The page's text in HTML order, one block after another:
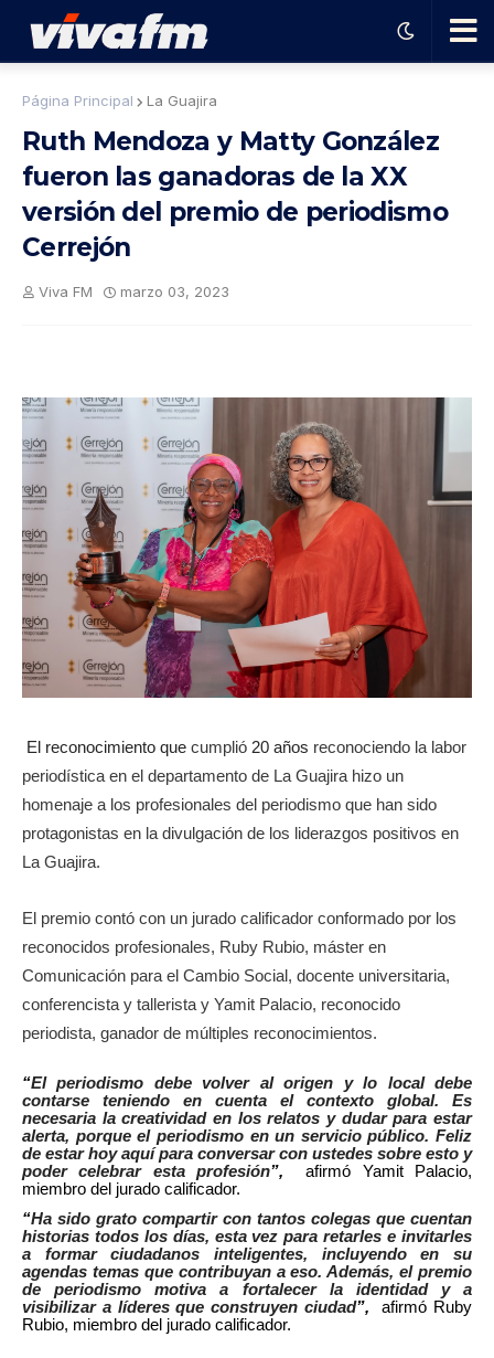
Ha
ble
pro
gra
ma
Página Principal La Guajira
Ruth Mendoza y Matty González
fueron las ganadoras de la XX
versión del premio de periodismo
Cerrejón
Viva FM marzo 03, 2023
El reconocimiento que cumplió 20 años reconociendo la labor
periodística en el departamento de La Guajira hizo un
homenaje a los profesionales del periodismo que han sido
protagonistas en la divulgación de los liderazgos positivos en
La Guajira.
El premio contó con un jurado calificador conformado por los
reconocidos profesionales, Ruby Rubio, máster en
Comunicación para el Cambio Social, docente universitaria,
conferencista y tallerista y Yamit Palacio, reconocido
periodista, ganador de múltiples reconocimientos.
“El periodismo debe volver al origen y lo local debe
contarse teniendo en cuenta el contexto global. Es
necesaria la creatividad en los relatos y dudar para estar
alerta, porque el periodismo en un servicio público. Feliz
de estar hoy aquí para conversar con ustedes sobre esto y
poder celebrar esta profesión”,
afirmó Yamit Palacio,
miembro del jurado calificador.
“Ha sido grato compartir con tantos colegas que cuentan
historias todos los días, esta vez para retarles e invitarles
a formar ciudadanos inteligentes, incluyendo en su
agendas temas que contribuyan a eso. Además, el premio
de periodismo motiva a fortalecer la identidad y a
visibilizar a líderes que construyen ciudad”,
afirmó Ruby
Rubio, miembro del jurado calificador.